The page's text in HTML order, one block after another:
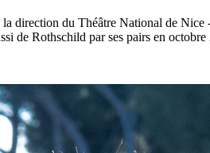
direction du Théâtre National de
de Rothschild par ses pairs en octobre